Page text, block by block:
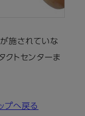
施されていな
クトセンターま
プへ戻る